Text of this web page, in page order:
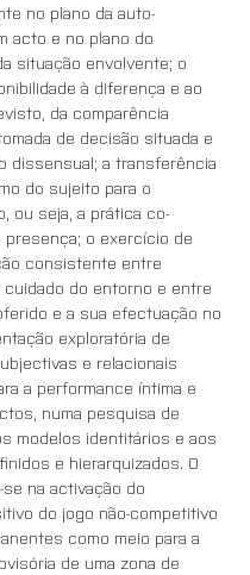
no plano da auto-
acto e no plano do
situação envolvente; o
à diferença e ao
da comparência
de decisão situada e
dissensual; a transferência
do sujeito para o
ou seja, a prática co-
presença; o exercício de
consistente entre
do entorno e entre
e a sua efectuação no
exploratória de
e relacionais
a performance íntima e
numa pesquisa de
modelos identitários e aos
e hierarquizados. O
se na activação do
do jogo não-competitivo
como meio para a
de uma zona de